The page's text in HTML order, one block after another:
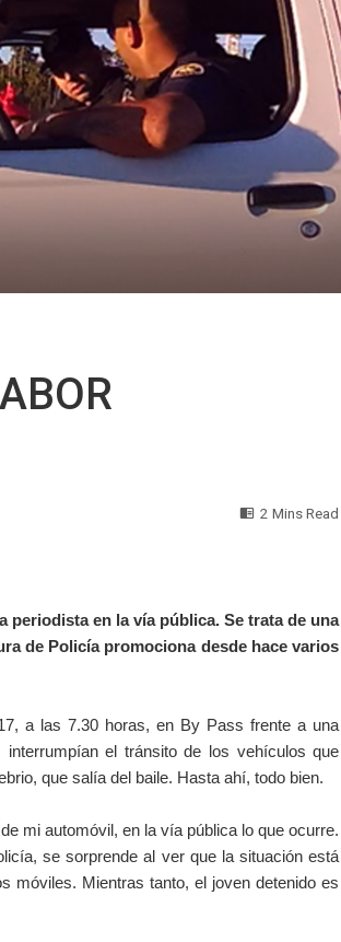
2 Mins Read
en la vía pública. Se trata de una
de Policía promociona desde hace varios
a las 7.30 horas, en By Pass frente a una
el tránsito de los vehículos que
que salía del baile. Hasta ahí, todo bien.
mi automóvil, en la vía pública lo que ocurre.
se sorprende al ver que la situación está
móviles. Mientras tanto,el joven detenido es